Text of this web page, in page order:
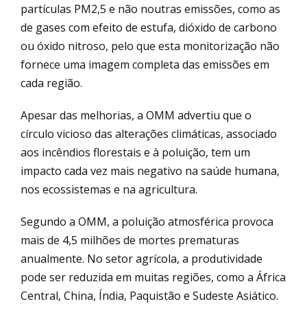
partículas PM2,5 e não noutras emissões, como as
de gases com efeito de estufa, dióxido de carbono
ou óxido nitroso, pelo que esta monitorização não
fornece uma imagem completa das emissões em
cada região.
Apesar das melhorias, a OMM advertiu que o
círculo vicioso das alterações climáticas, associado
aos incêndios florestais e à poluição, tem um
impacto cada vez mais negativo na saúde humana,
nos ecossistemas e na agricultura.
Segundo a OMM, a poluição atmosférica provoca
mais de 4,5 milhões de mortes prematuras
anualmente. No setor agrícola, a produtividade
pode ser reduzida em muitas regiões, como a África
Central, China, Índia, Paquistão e Sudeste Asiático.